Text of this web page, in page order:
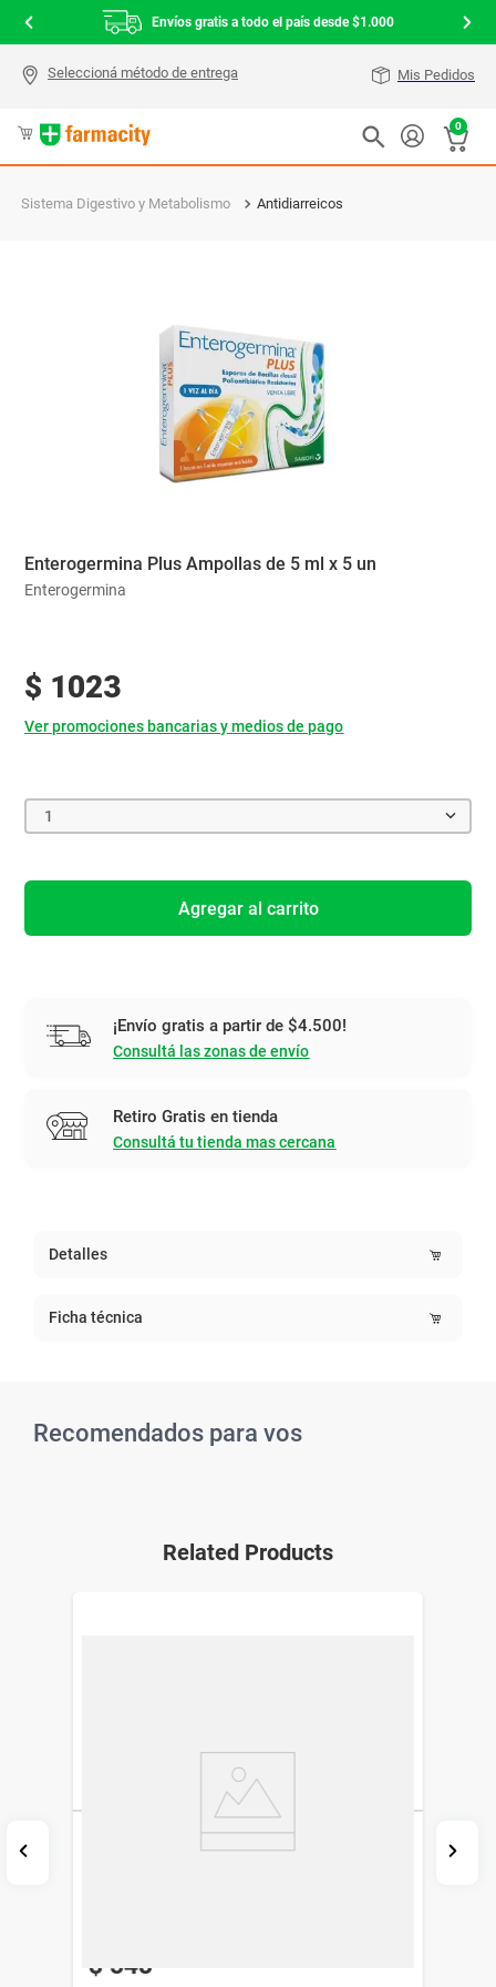
Envíos gratis a todo el país desde $1.000
Mis Pedidos
0
Sistema Digestivo y Metabolismo Antidiarreicos
Enterogermina Plus Ampollas de 5 ml x 5 un
Enterogermina
$ 1023
Ver promociones bancarias y medios de pago
1
Agregar al carrito
¡Envío gratis a partir de $4.500!
Consultá las zonas de envío
Retiro Gratis en tienda
Consultá tu tienda mas cercana
Detalles
Ficha técnica
Recomendados para vos
Related Products
$ 548